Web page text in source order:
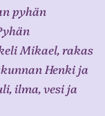
pyhän
Mikael, rakas
Henki ja
ilma, vesi ja